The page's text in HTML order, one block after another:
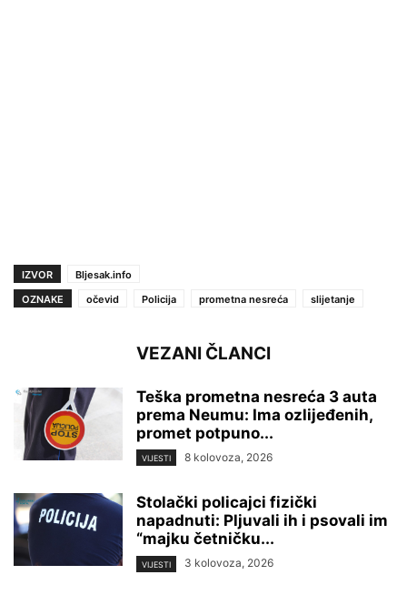
IZVOR
Bljesak.info
OZNAKE
očevid Policija prometna nesreća slijetanje
VEZANI ČLANCI
Teška prometna nesreća 3 auta
prema Neumu: Ima ozlijeđenih,
promet potpuno...
VIJESTI 8 kolovoza, 2026
Stolački policajci fizički
napadnuti: Pljuvali ih i psovali im
“majku četničku...
VIJESTI 3 kolovoza, 2026